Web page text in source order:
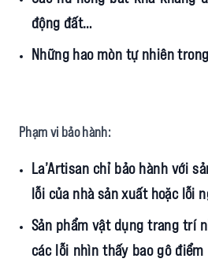
động đất…
Những hao mòn tự nhiên
Phạm vi bảo hành:
La’Artisan chỉ bảo hành với
lỗi của nhà sản xuất hoặc lỗi
Sản phẩm vật dụng trang trí
các lỗi nhìn thấy bao gô